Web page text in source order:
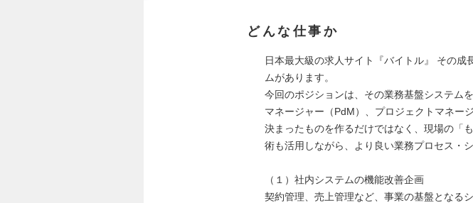
どんな仕事か
日本最大級の求人サイト『バイトル』 その
ムがあります。
今回のポジションは、その業務基盤システム
マネージャー（PdM）、プロジェクトマネー
決まったものを作るだけではなく、現場の「
術も活用しながら、より良い業務プロセス・
（１）社内システムの機能改善企画
契約管理、売上管理など、事業の基盤となる